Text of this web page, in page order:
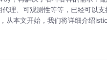
理、可观测性等等，已经可以支
从本文开始，我们将详细介绍